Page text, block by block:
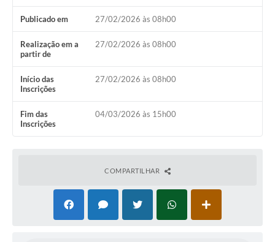
Serviços Online
Telefones Úteis
Emprega
A Prefeitura
Editais
Publicado em 27/02/2026 às 08h00
Realização em a
partir de
27/02/2026 às 08h00
Início das
Inscrições
27/02/2026 às 08h00
Fim das
Inscrições
04/03/2026 às 15h00
COMPARTILHAR